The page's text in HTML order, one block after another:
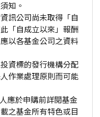
知。
訊公司尚未取得「自
「自成立以來」報酬
以各基金公司之資料
資標的發行機構分配
作業處理原則而可能
應於申購前詳閱基金
之基金所有特色或目